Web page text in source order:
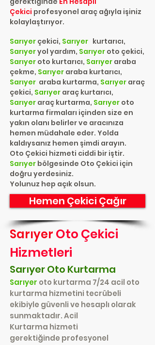
Çekici profesyonel araç ağıyla işiniz
kolaylaştırıyor.
Sarıyer çekici, Sarıyer kurtarıcı,
Sarıyeryol yardım, Sarıyer oto çekici,
Sarıyer oto kurtarıcı, Sarıyer araba
çekme, Sarıyer araba kurtarıcı,
Sarıyer araba kurtarma, Sarıyer araç
çekici, Sarıyer araç kurtarıcı,
Sarıyer araç kurtarma, Sarıyer oto
kurtarma firmaları içinden size en
yakın olanı belirler ve aracınıza
hemen müdahale eder. Yolda
kaldıysanız hemen şimdi arayın.
Oto Çekici hizmeti ciddi bir iştir.
Sarıyer bölgesinde Oto Çekici için
doğru yerdesiniz.
Yolunuz hep açık olsun.
Hemen Çekici Çağır
Sarıyer Oto Çekici
Hizmetleri
Sarıyer Oto Kurtarma
Sarıyer oto kurtarma 7/24 acil oto
kurtarma hizmetini tecrübeli
ekibiyle güvenli ve hesaplı olarak
sunmaktadır. Acil
Kurtarma hizmeti
gerektiğinde profesyonel